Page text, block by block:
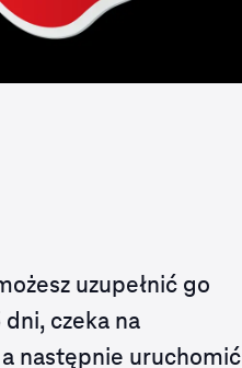
uzupełnić go
czeka na
następnie uruchomić